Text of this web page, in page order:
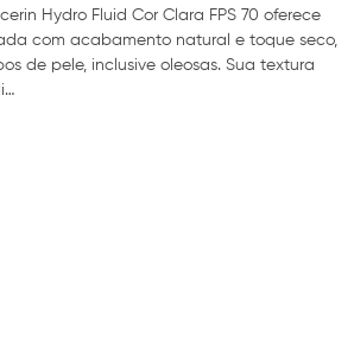
Hydro Fluid Cor Clara FPS 70 oferece
com acabamento natural e toque seco,
de pele, inclusive oleosas. Sua textura